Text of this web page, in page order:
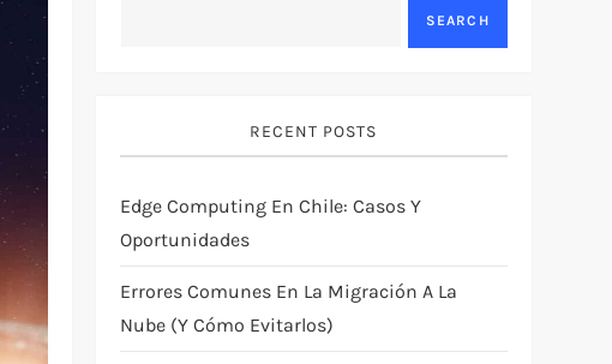
SEARCH
RECENT POSTS
Edge Computing En Chile: Casos Y
Oportunidades
Errores Comunes En La Migración A La
Nube (y Cómo Evitarlos)